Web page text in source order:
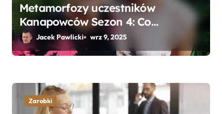
Metamorfozy uczestników
Kanapowców Sezon 4: Co
naprawdę zaskoczyło ekspertów?
Jacek Pawlicki wrz 9, 2025
Zarobki